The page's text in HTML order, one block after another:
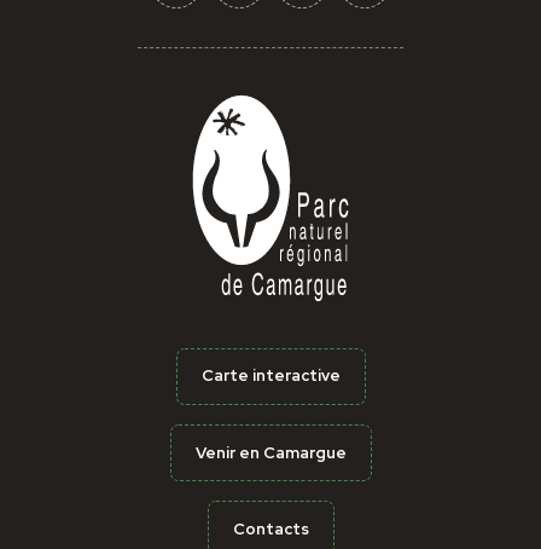
Carte interactive
Venir en Camargue
Contacts